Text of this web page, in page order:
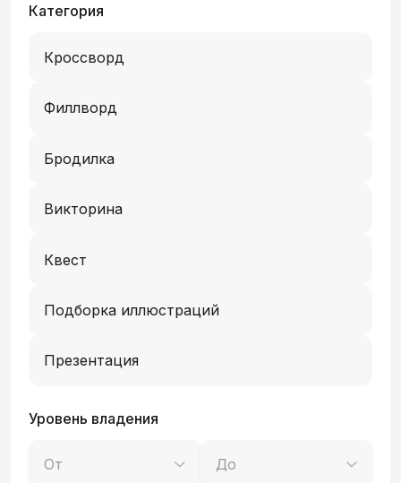
Категория
Кроссворд
Филлворд
Бродилка
Викторина
Квест
Подборка иллюстраций
Презентация
Уровень владения
От До